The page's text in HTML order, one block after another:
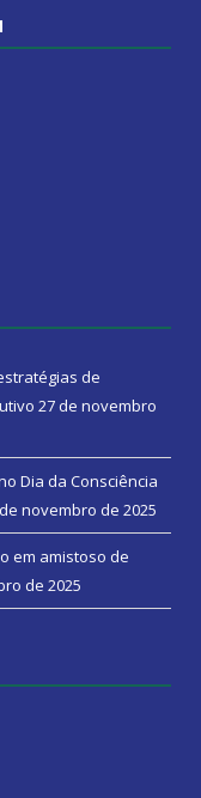
de
27 de novembro
Dia da Consciência
novembro de 2025
em amistoso de
de 2025